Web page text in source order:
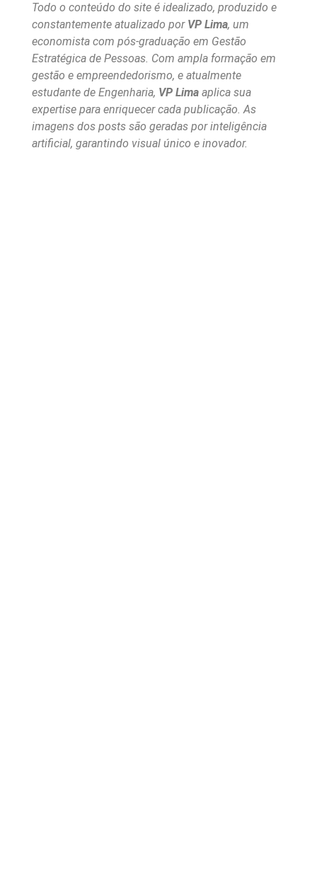
Todo o conteúdo do site é idealizado, produzido e
constantemente atualizado por VP Lima, um
economista com pós-graduação em Gestão
Estratégica de Pessoas. Com ampla formação em
gestão e empreendedorismo, e atualmente
estudante de Engenharia, VP Lima aplica sua
expertise para enriquecer cada publicação. As
imagens dos posts são geradas por inteligência
artificial, garantindo visual único e inovador.